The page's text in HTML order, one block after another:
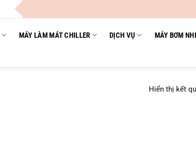
MÁY LÀM MÁT CHILLER DỊCH VỤ MÁY BƠM
Hiển thị kết